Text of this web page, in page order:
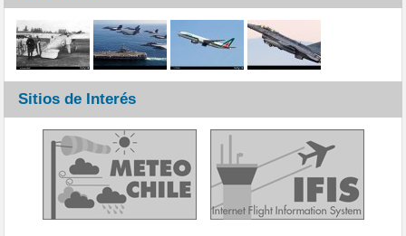
Sitios de Interés